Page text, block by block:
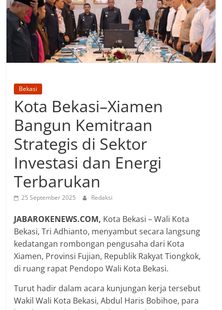
Bekasi
Kota Bekasi–Xiamen
Bangun Kemitraan
Strategis di Sektor
Investasi dan Energi
Terbarukan
25 September 2025 Redaksi
JABAROKENEWS.COM, Kota Bekasi – Wali Kota
Bekasi, Tri Adhianto, menyambut secara langsung
kedatangan rombongan pengusaha dari Kota
Xiamen, Provinsi Fujian, Republik Rakyat Tiongkok,
di ruang rapat Pendopo Wali Kota Bekasi.
Turut hadir dalam acara kunjungan kerja tersebut
Wakil Wali Kota Bekasi, Abdul Haris Bobihoe, para